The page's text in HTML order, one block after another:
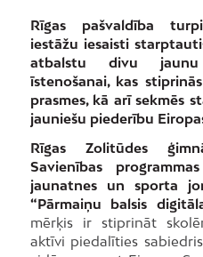
Rīgas pašvaldība
iestāžu iesaisti
atbalstu divu jaunu
īstenošanai, kas
prasmes, kā arī sekmēs
jauniešu piederību
Rīgas Zolitūdes
Savienības
jaunatnes un sporta
“Pārmaiņu balsis
mērķis ir stiprināt
aktīvi piedalīties